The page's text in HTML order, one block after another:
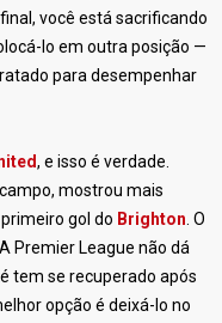
você está sacrificando
lo em outra posição —
para desempenhar
, e isso é verdade.
mostrou mais
gol do Brighton. O
Premier League não dá
tem se recuperado após
opção é deixá-lo no